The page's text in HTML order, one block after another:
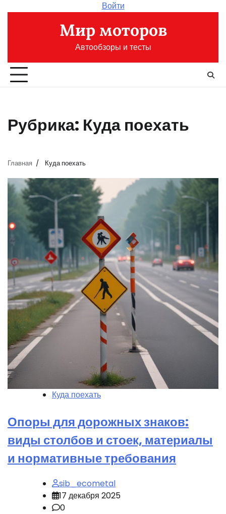
Войти
Мир моторов
Автообзоры и тесты
Рубрика: Куда поехать
Главная Куда поехать
Куда поехать
Опоры для дорожных знаков:
виды столбов и стоек, материалы
и нормативные требования
sib_ecometal
17 декабря 2025
0